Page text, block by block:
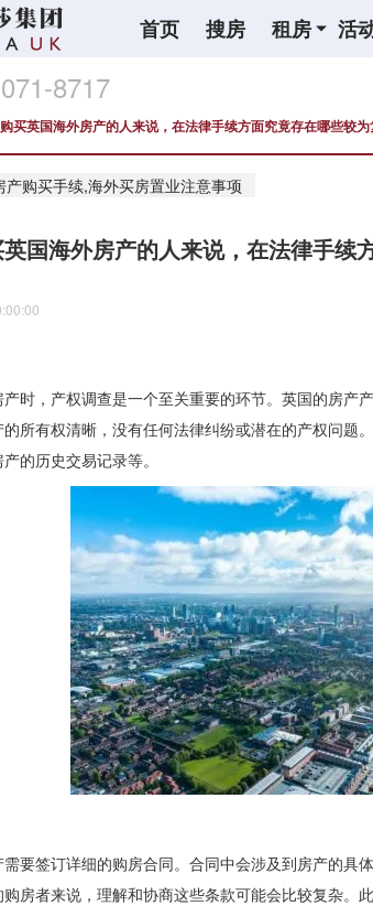
首页 搜房 租房 活
8717
买英国海外房产的人来说，在法律手续方面究竟存在哪些较
购买手续,海外买房置业注意事项
国海外房产的人来说，在法律手续
时，产权调查是一个至关重要的环节。英国的房产
所有权清晰，没有任何法律纠纷或潜在的产权问题
的历史交易记录等。
要签订详细的购房合同。合同中会涉及到房产的具
房者来说，理解和协商这些条款可能会比较复杂。